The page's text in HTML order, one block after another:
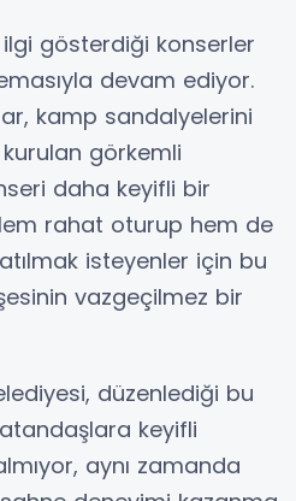
gösterdiği konserler
devam ediyor.
kamp sandalyelerini
görkemli
daha keyifli bir
rahat oturup hem de
isteyenler için bu
vazgeçilmez bir
düzenlediği bu
keyifli
aynı zamanda